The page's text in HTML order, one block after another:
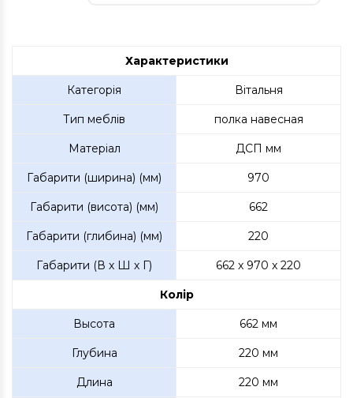
Характеристики
Категорія Вітальня
Тип меблів полка навесная
Матеріал ДСП мм
Габарити (ширина) (мм) 970
Габарити (висота) (мм) 662
Габарити (глибина) (мм) 220
Габарити (В х Ш х Г) 662 x 970 x 220
Колір
Высота 662 мм
Глубина 220 мм
Длина 220 мм